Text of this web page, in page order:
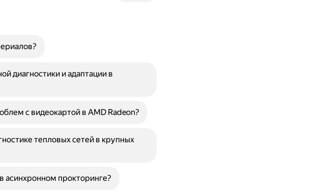
диагностики и адаптации в
с видеокартой в AMD Radeon?
тепловых сетей в крупных
прокторинге?